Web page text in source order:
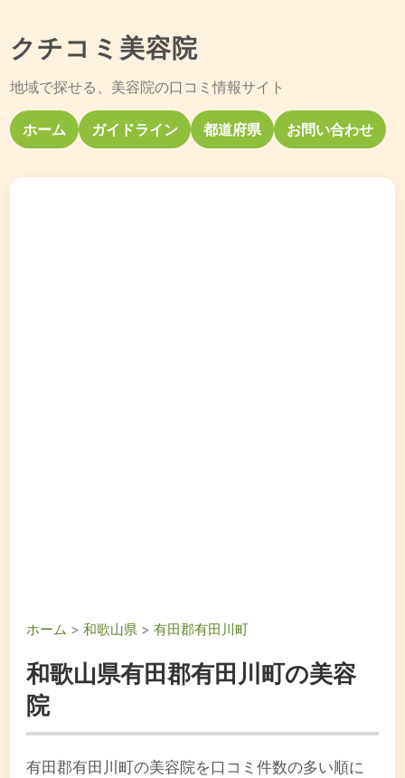
クチコミ美容院
地域で探せる、美容院の口コミ情報サイト
ホーム ガイドライン 都道府県 お問い合わせ
ホーム >和歌山県 >有田郡有田川町
和歌山県有田郡有田川町の美容
院
有田郡有田川町の美容院を口コミ件数の多い順に